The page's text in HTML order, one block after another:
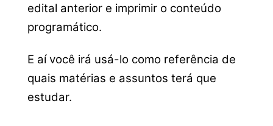
edital anterior e imprimir o conteúdo
programático.
E aí você irá usá-lo como referência de
quais matérias e assuntos terá que
estudar.